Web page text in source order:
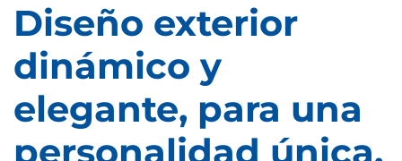
Diseño exterior
dinámico y
elegante, para una
personalidad única.